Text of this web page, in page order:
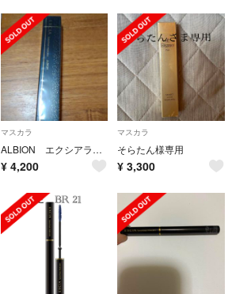
マスカラ
ALBION エクシアラグジュリアスマスカラ
¥ 4,200
マスカラ
そらたん様専用
¥ 3,300